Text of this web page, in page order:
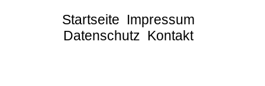
Startseite Impressum
Datenschutz Kontakt